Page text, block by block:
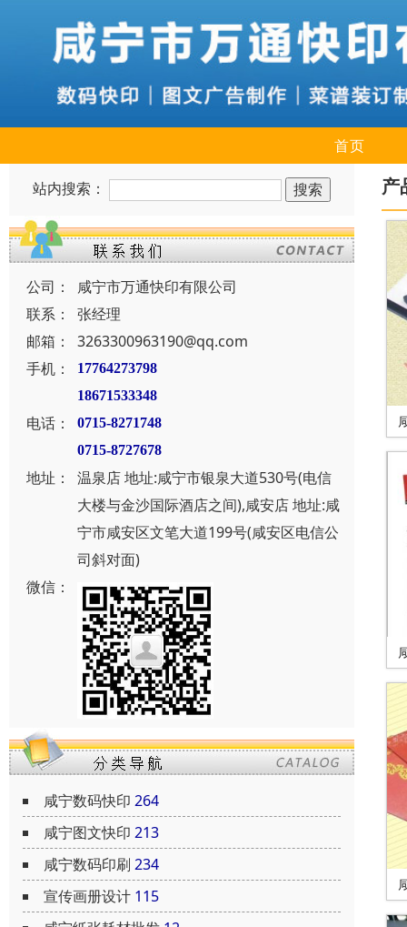
首页
站内搜索：
公司：
咸宁市万通快印有限公司
联系：
张经理
邮箱：
3263300963190@qq.com
手机：
17764273798
18671533348
电话：
0715-8271748
0715-8727678
地址：
温泉店 地址:咸宁市银泉大道530号(电信
大楼与金沙国际酒店之间),咸安店 地址:咸
宁市咸安区文笔大道199号(咸安区电信公
司斜对面)
微信：
咸宁数码快印 264
咸宁图文快印 213
咸宁数码印刷 234
宣传画册设计 115
产